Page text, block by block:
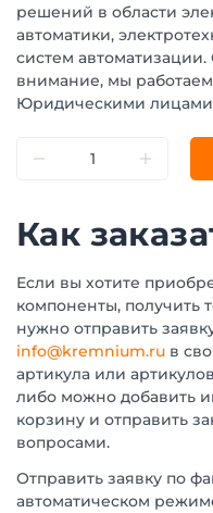
решений в области
автоматики,
систем
внимание, мы
Юридическими
Как
Если вы хотите
компоненты, получить
нужно отправить
info@kremnium.ru в
артикула или
либо можно добавить
корзину и отправить
вопросами.
Отправить заявку по
автоматическом